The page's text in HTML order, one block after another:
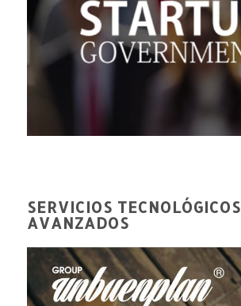
SERVICIOS TECNOLÓGICOS
AVANZADOS